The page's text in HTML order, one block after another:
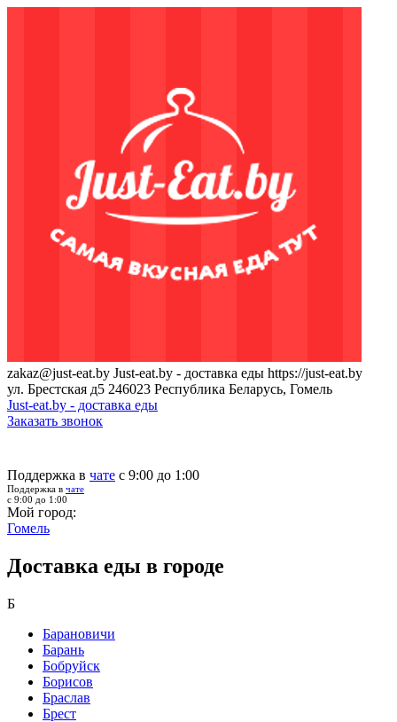
zakaz@just-eat.by Just-eat.by - доставка еды https://just-eat.by
ул. Брестская д5 246023 Республика Беларусь, Гомель
Just-eat.by - доставка еды
Заказать звонок
Поддержка в чате с 9:00 до 1:00
Поддержка в чате
с 9:00 до 1:00
Мой город:
Гомель
Доставка еды в городе
Б
Барановичи
Барань
Бобруйск
Борисов
Браслав
Брест